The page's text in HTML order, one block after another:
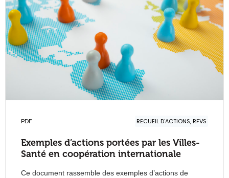
PDF RECUEIL D'ACTIONS, RFVS
Exemples d’actions portées par les Villes-
Santé en coopération internationale
Ce document rassemble des exemples d’actions de